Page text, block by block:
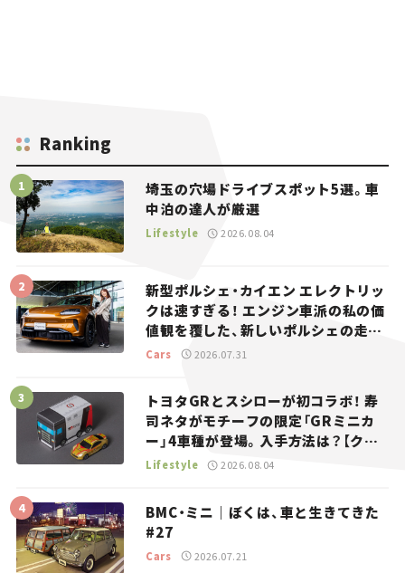
Ranking
埼玉の穴場ドライブスポット5選。車
中泊の達人が厳選
Lifestyle 2026.08.04
新型ポルシェ・カイエン エレクトリッ
クは速すぎる！ エンジン車派の私の価
値観を覆した、新しいポルシェの走
り。
Cars 2026.07.31
トヨタGRとスシローが初コラボ！ 寿
司ネタがモチーフの限定「GRミニカ
ー」4車種が登場。入手方法は？【クル
マとホビー】
Lifestyle 2026.08.04
BMC・ミニ｜ぼくは、車と生きてきた
#27
Cars 2026.07.21